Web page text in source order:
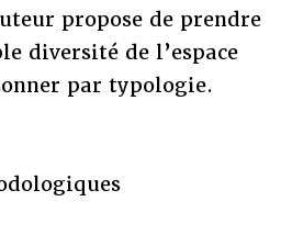
propose de prendre
diversité de l’espace
par typologie.